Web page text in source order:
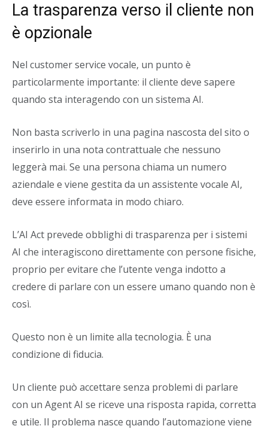
La trasparenza verso il cliente non
è opzionale
Nel customer service vocale, un punto è
particolarmente importante: il cliente deve sapere
quando sta interagendo con un sistema AI.
Non basta scriverlo in una pagina nascosta del sito o
inserirlo in una nota contrattuale che nessuno
leggerà mai. Se una persona chiama un numero
aziendale e viene gestita da un assistente vocale AI,
deve essere informata in modo chiaro.
L’AI Act prevede obblighi di trasparenza per i sistemi
AI che interagiscono direttamente con persone fisiche,
proprio per evitare che l’utente venga indotto a
credere di parlare con un essere umano quando non è
così.
Questo non è un limite alla tecnologia. È una
condizione di fiducia.
Un cliente può accettare senza problemi di parlare
con un Agent AI se riceve una risposta rapida, corretta
e utile. Il problema nasce quando l’automazione viene